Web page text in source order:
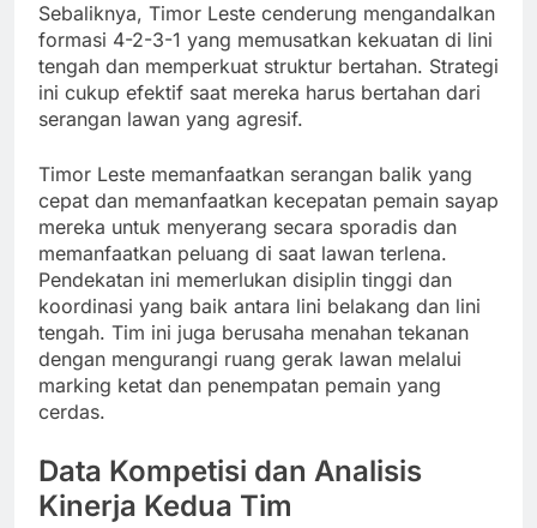
Sebaliknya, Timor Leste cenderung mengandalkan
formasi 4-2-3-1 yang memusatkan kekuatan di lini
tengah dan memperkuat struktur bertahan. Strategi
ini cukup efektif saat mereka harus bertahan dari
serangan lawan yang agresif.
Timor Leste memanfaatkan serangan balik yang
cepat dan memanfaatkan kecepatan pemain sayap
mereka untuk menyerang secara sporadis dan
memanfaatkan peluang di saat lawan terlena.
Pendekatan ini memerlukan disiplin tinggi dan
koordinasi yang baik antara lini belakang dan lini
tengah. Tim ini juga berusaha menahan tekanan
dengan mengurangi ruang gerak lawan melalui
marking ketat dan penempatan pemain yang
cerdas.
Data Kompetisi dan Analisis
Kinerja Kedua Tim